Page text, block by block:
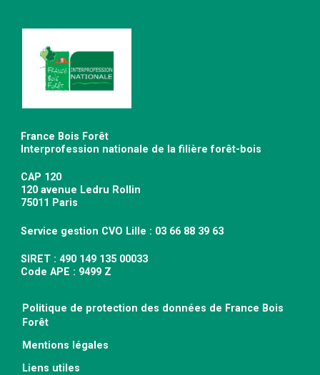
France Bois Forêt
Interprofession nationale de la filière forêt-bois
CAP 120
120 avenue Ledru Rollin
75011 Paris
Service gestion CVO Lille : 03 66 88 39 63
SIRET : 490 149 135 00033
Code APE : 9499 Z
Politique de protection des données de France Bois
Forêt
Mentions légales
Liens utiles